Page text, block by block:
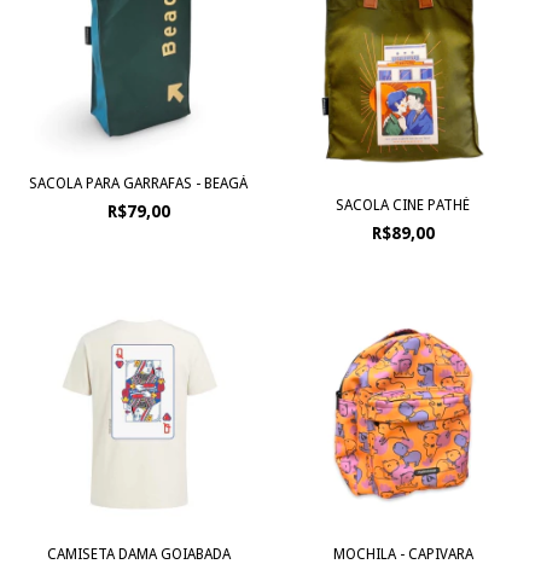
SACOLA PARA GARRAFAS - BEAGÁ
R$79,00 SACOLA CINE PATHÉ
R$89,00
CAMISETA DAMA GOIABADA MOCHILA - CAPIVARA